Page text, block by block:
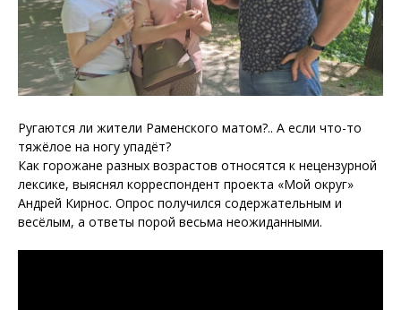
Ругаются ли жители Раменского матом?.. А если что-то
тяжёлое на ногу упадёт?
Как горожане разных возрастов относятся к нецензурной
лексике, выяснял корреспондент проекта «Мой округ»
Андрей Кирнос. Опрос получился содержательным и
весёлым, а ответы порой весьма неожиданными.